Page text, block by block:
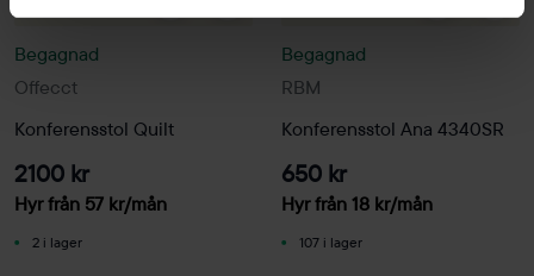
Offecct
Begagnad
Konferensstol Quilt
2100 kr
Hyr från 57 kr/mån
2 i lager
RBM
Begagnad
Konferensstol Ana 4340SR
650 kr
Hyr från 18 kr/mån
107 i lager